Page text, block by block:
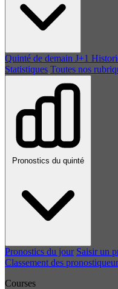
Quinté de demain J+1
Statistiques Toutes nos
Pronostics du quinté
Pronostics du jour Saisir un
Classement des
Courses